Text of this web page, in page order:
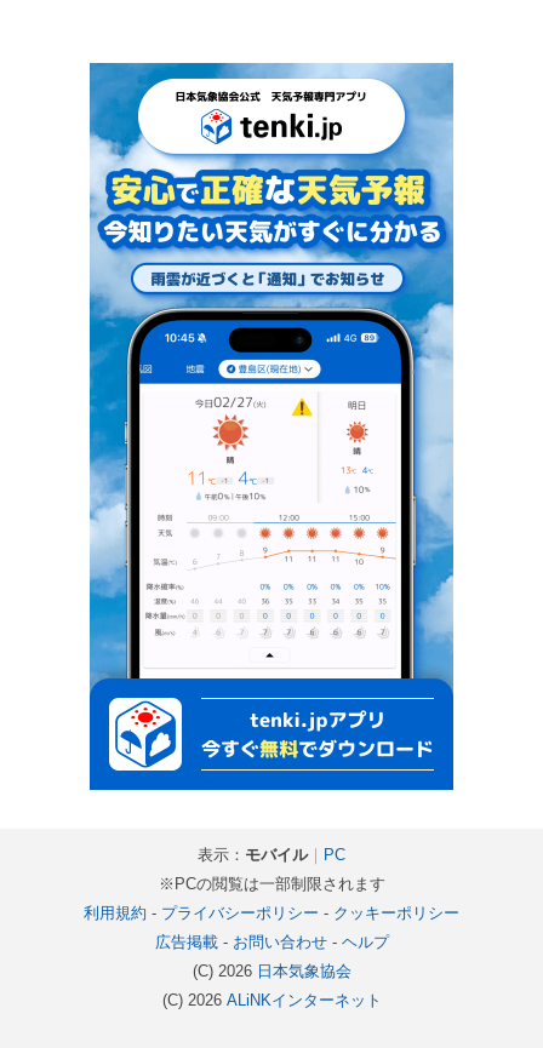
表示： モバイル｜ PC
※PCの閲覧は一部制限されます
利用規約 - プライバシーポリシー - クッキーポリシー
広告掲載- お問い合わせ- ヘルプ
(C) 2026 日本気象協会
(C) 2026 ALiNKインターネット